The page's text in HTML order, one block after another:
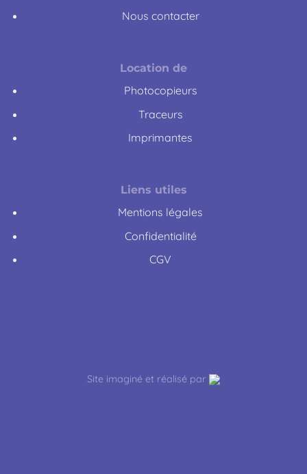
Nous contacter
Location de
Photocopieurs
Traceurs
Imprimantes
Liens utiles
Mentions légales
Confidentialité
CGV
Site imaginé et réalisé par